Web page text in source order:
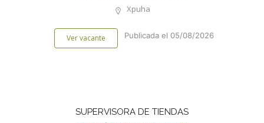
Xpuha
Ver vacante Publicada el 05/08/2026
SUPERVISORA DE TIENDAS